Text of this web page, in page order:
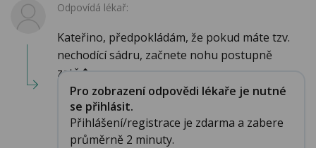
Odpovídá lékař:
Kateřino, předpokládám, že pokud máte tzv.
nechodící sádru, začnete nohu postupně
zatě�...
Pro zobrazení odpovědi lékaře je nutné
se přihlásit.
Přihlášení/registrace je zdarma a zabere
průměrně 2 minuty.